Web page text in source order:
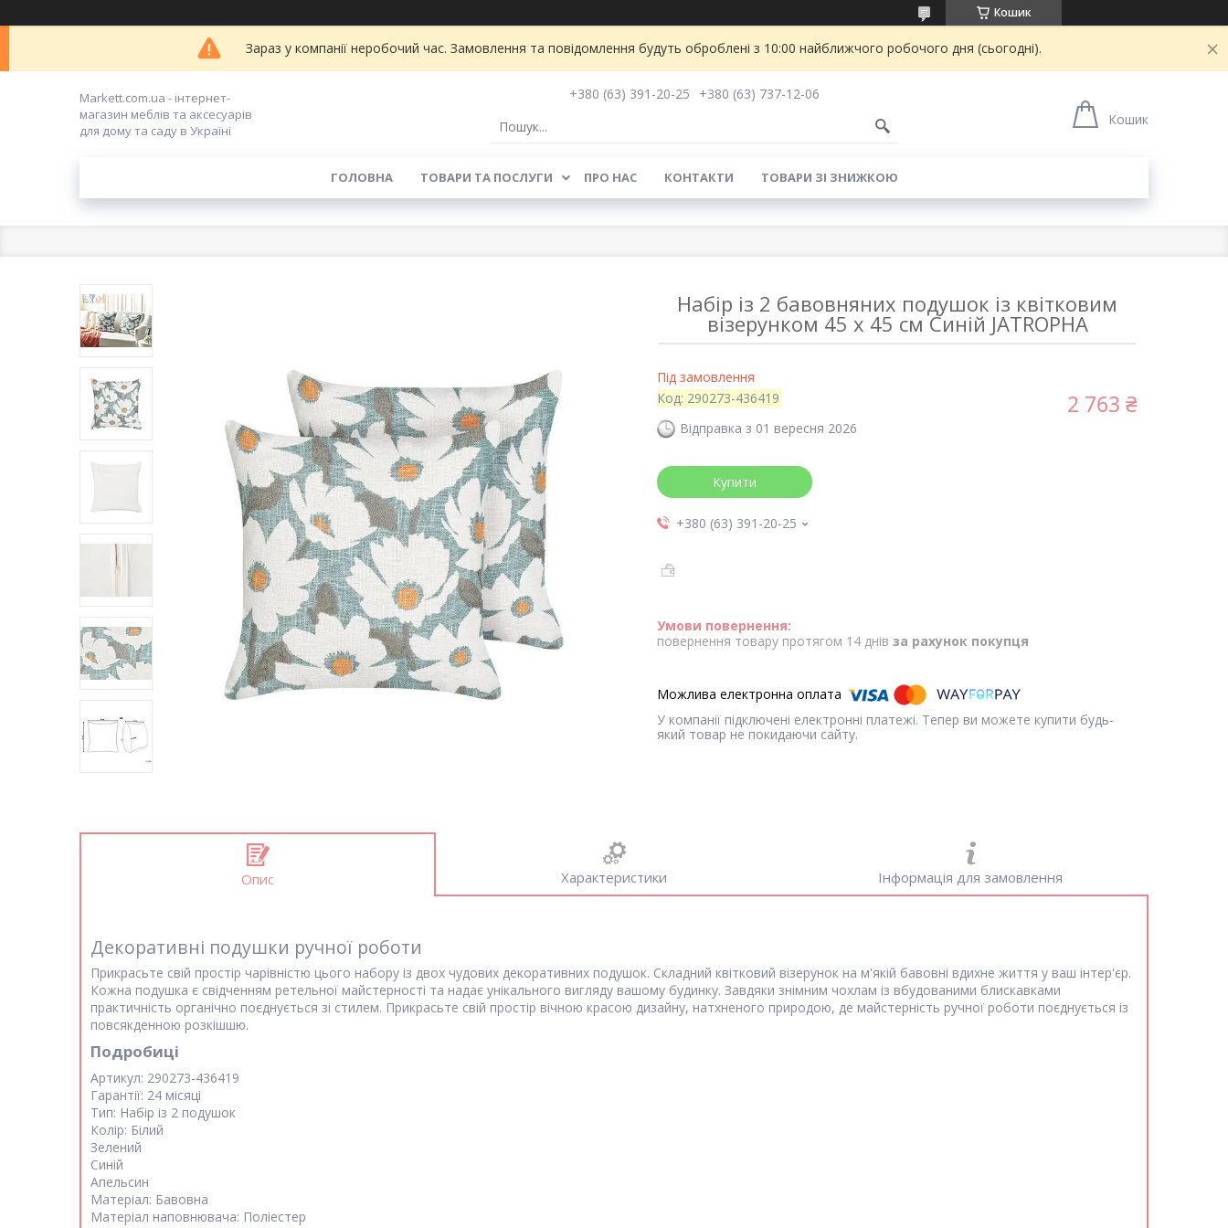
Кошик
Зараз у компанії неробочий час. Замовлення та повідомлення будуть оброблені з 10:00 найближчого робочого дня (сьогодні).
Markett.com.ua - інтернет-
магазин меблів та аксесуарів
для дому та саду в Україні
+380 (63) 391-20-25
+380 (63) 737-12-06
Кошик
ГОЛОВНА ТОВАРИ ТА ПОСЛУГИ ПРО НАС КОНТАКТИ ТОВАРИ ЗІ ЗНИЖКОЮ
Набір із 2 бавовняних подушок із квітковим
візерунком 45 x 45 см Синій JATROPHA
Під замовлення
Код: 290273-436419
Відправка з 01 вересня 2026
2 763 ₴
Купити
+380 (63) 391-20-25
повернення товару протягом 14 днів за рахунок покупця
У компанії підключені електронні платежі. Тепер ви можете купити будь-
який товар не покидаючи сайту.
Опис Характеристики Інформація для замовлення
Декоративні подушки ручної роботи
Прикрасьте свій простір чарівністю цього набору із двох чудових декоративних подушок. Складний квітковий візерунок на м'якій бавовні вдихне життя у ваш інтер'єр.
Кожна подушка є свідченням ретельної майстерності та надає унікального вигляду вашому будинку. Завдяки знімним чохлам із вбудованими блискавками
практичність органічно поєднується зі стилем. Прикрасьте свій простір вічною красою дизайну, натхненого природою, де майстерність ручної роботи поєднується із
повсякденною розкішшю.
Подробиці
Артикул: 290273-436419
Гарантії: 24 місяці
Тип: Набір із 2 подушок
Колір: Білий
Зелений
Синій
Апельсин
Матеріал: Бавовна
Матеріал наповнювача: Поліестер